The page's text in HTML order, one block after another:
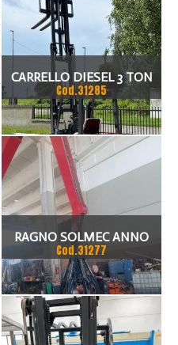
CARRELLO DIESEL 3 TON
TRIPLEX CON
TRALSLATORE ALTEZZA
4.5M CERTIFICATO CE
Cod.31285
RAGNO SOLMEC ANNO
2018
Cod.31277